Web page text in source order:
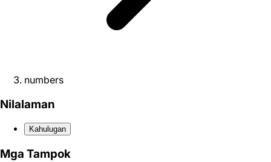
numbers
Nilalaman
Kahulugan
Mga Tampok